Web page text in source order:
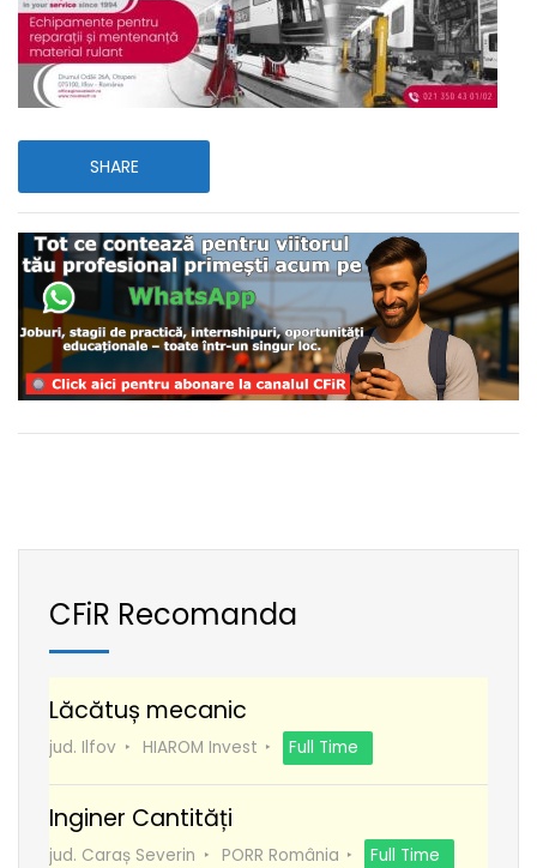
SHARE
CFiR Recomanda
Lăcătuș mecanic
jud. Ilfov HIAROM Invest Full Time
Inginer Cantități
jud. Caraș Severin PORR România Full Time